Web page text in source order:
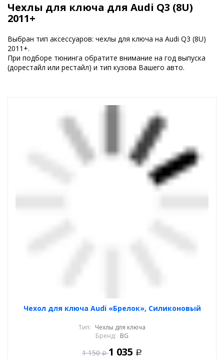
Чехлы для ключа для Audi Q3 (8U)
2011+
Выбран тип аксессуаров: чехлы для ключа на Audi Q3 (8U)
2011+.
При подборе тюнинга обратите внимание на год выпуска
(дорестайл или рестайл) и тип кузова Вашего авто.
Чехол для ключа Audi «Брелок», Силиконовый
Тип: Чехлы для ключа
Бренд: BG
1 150 Р 1 035 Р